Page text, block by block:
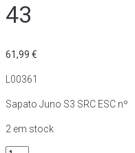
43
61,99 €
L00361
Sapato Juno S3 SRC ESC nº
2 em stock